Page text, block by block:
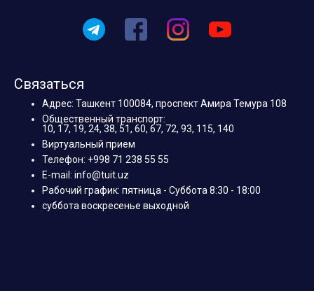
Связаться
Адрес: Ташкент 100084, проспект Амира Темура 108
Общественный транспорт:
10, 17, 19, 24, 38, 51, 60, 67, 72, 93, 115, 140
Виртуальный прием
Телефон: +998 71 238 55 55
E-mail: info@tuit.uz
Рабочий график: пятница - Суббота 8:30 - 18:00
суббота воскресенье выходной